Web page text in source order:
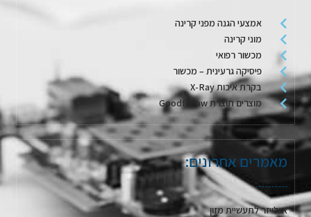
אמצעי הגנה מפני קרינה
מוני קרינה
מכשור רפואי
פיסיקה גרעינית – מכשור
בקרת איכות X-Ray
מוצרים תוצרת Goodfellow
מאמרים אחרונים:
אנלייזר לתעשיית מזון